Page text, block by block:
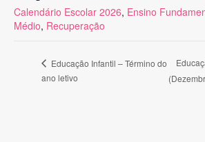
Calendário Escolar 2026, Ensino
Médio, Recuperação
Educação Infantil – Término do
ano letivo